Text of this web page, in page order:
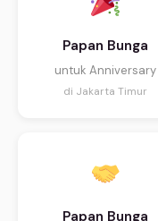
Papan Bunga
untuk Anniversary
di Jakarta Timur
Papan Bunga